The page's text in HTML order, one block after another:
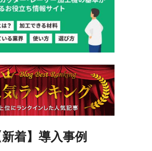
新着】導入事例